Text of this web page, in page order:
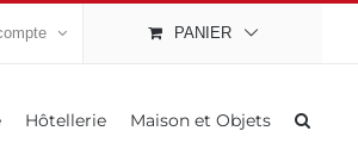
PANIER
Hôtellerie Maison et Objets